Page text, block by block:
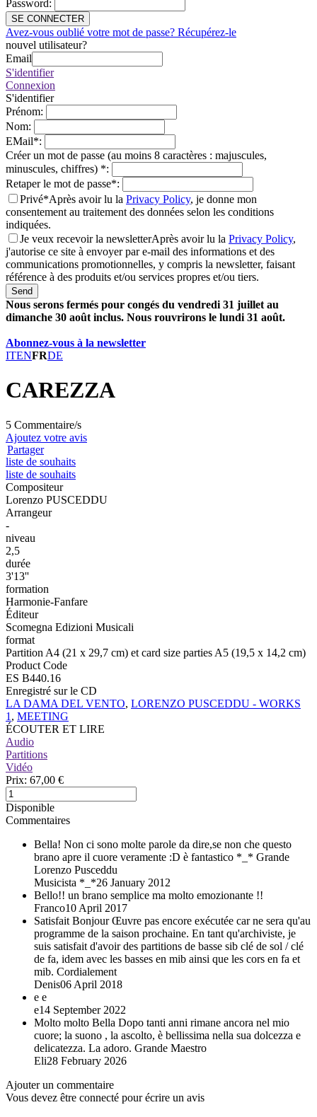
Password:
SE CONNECTER
Avez-vous oublié votre mot de passe? Récupérez-le
nouvel utilisateur?
Email
S'identifier
Connexion
S'identifier
Prénom:
Nom:
EMail*:
Créer un mot de passe (au moins 8 caractères : majuscules,
minuscules, chiffres) *:
Retaper le mot de passe*:
Privé*Après avoir lu la Privacy Policy, je donne mon
consentement au traitement des données selon les conditions
indiquées.
Je veux recevoir la newsletterAprès avoir lu la Privacy Policy,
j'autorise ce site à envoyer par e-mail des informations et des
communications promotionnelles, y compris la newsletter, faisant
référence à des produits et/ou services propres et/ou tiers.
Send
Nous serons fermés pour congés du vendredi 31 juillet au
dimanche 30 août inclus. Nous rouvrirons le lundi 31 août.
Abonnez-vous à la newsletter
ITENFRDE
CAREZZA
5 Commentaire/s
Ajoutez votre avis
Partager
liste de souhaits
liste de souhaits
Compositeur
Lorenzo PUSCEDDU
Arrangeur
-
niveau
2,5
durée
3'13''
formation
Harmonie-Fanfare
Éditeur
Scomegna Edizioni Musicali
format
Partition A4 (21 x 29,7 cm) et card size parties A5 (19,5 x 14,2 cm)
Product Code
ES B440.16
Enregistré sur le CD
LA DAMA DEL VENTO, LORENZO PUSCEDDU - WORKS
1 , MEETING
ÉCOUTER ET LIRE
Audio
Partitions
Vidéo
Prix: 67,00 €
Disponible
Commentaires
Bella! Non ci sono molte parole da dire,se non che questo
brano apre il cuore veramente :D è fantastico *_* Grande
Lorenzo Pusceddu
Musicista *_*26 January 2012
Bello!! un brano semplice ma molto emozionante !!
Franco10 April 2017
Satisfait Bonjour Œuvre pas encore exécutée car ne sera qu'au
programme de la saison prochaine. En tant qu'archiviste, je
suis satisfait d'avoir des partitions de basse sib clé de sol / clé
de fa, idem avec les basses en mib ainsi que les cors en fa et
mib. Cordialement
Denis06 April 2018
e e
e14 September 2022
Molto molto Bella Dopo tanti anni rimane ancora nel mio
cuore; la suono , la ascolto, è bellissima nella sua dolcezza e
delicatezza. La adoro. Grande Maestro
Eli28 February 2026
Ajouter un commentaire
Vous devez être connecté pour écrire un avis